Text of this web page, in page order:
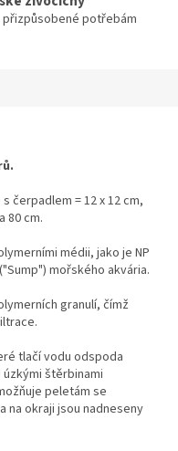
potřebám
čerpadlem = 12 x 12 cm,
80 cm.
médii, jako je NP
mořského akvária.
granulí, čímž
tlačí vodu odspoda
úzkými štěrbinami
peletám se
na okraji jsou nadneseny